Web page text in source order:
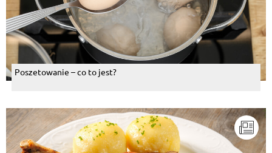
Poszetowanie – co to jest?